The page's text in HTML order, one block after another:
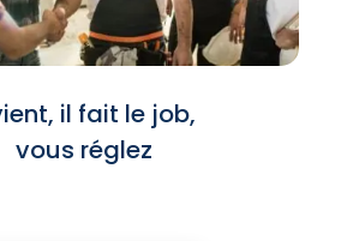
il fait le job,
vous réglez